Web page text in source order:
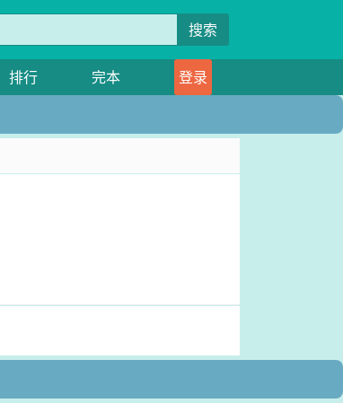
搜索
排行 完本 登录